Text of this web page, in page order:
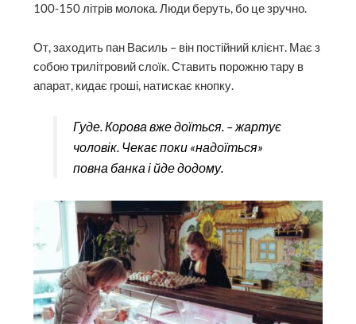
100-150 літрів молока. Люди беруть, бо це зручно.
От, заходить пан Василь – він постійний клієнт. Має з
собою трилітровий слоїк. Ставить порожню тару в
апарат, кидає гроші, натискає кнопку.
Гуде. Корова вже доїться. – жартує
чоловік. Чекає поки «надоїться»
повна банка і йде додому.